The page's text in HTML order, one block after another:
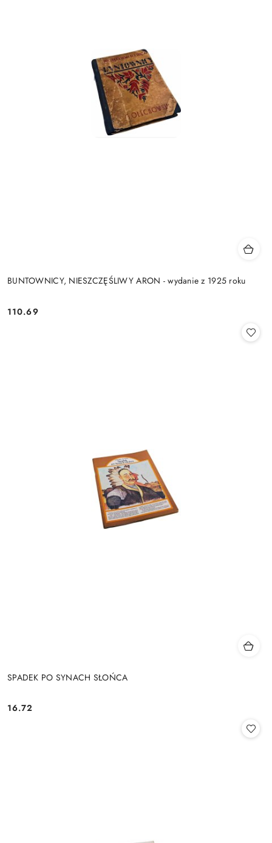
BUNTOWNICY, NIESZCZĘŚLIWY ARON - wydanie z 1925 roku
Cena:
110.69
SPADEK PO SYNACH SŁOŃCA
Cena:
16.72